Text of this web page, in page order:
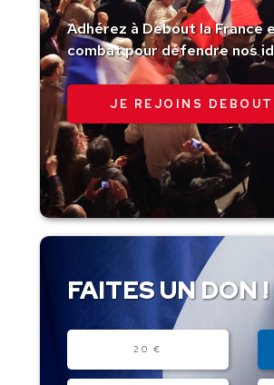
Adhérez à Debout la
combat pour défendre nos
JE REJOINS
FAITES UN DON !
20 €